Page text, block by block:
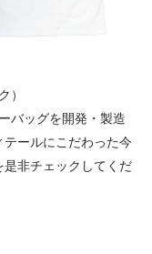
）
バッグを開発・製造
ールにこだわった今
非チェックしてくだ